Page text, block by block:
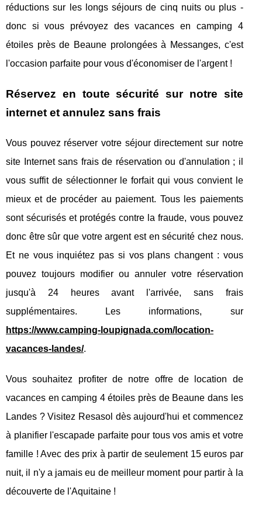
réductions sur les longs séjours de cinq nuits ou plus -
donc si vous prévoyez des vacances en camping 4
étoiles près de Beaune prolongées à Messanges, c'est
l'occasion parfaite pour vous d'économiser de l'argent !
Réservez en toute sécurité sur notre site
internet et annulez sans frais
Vous pouvez réserver votre séjour directement sur notre
site Internet sans frais de réservation ou d'annulation ; il
vous suffit de sélectionner le forfait qui vous convient le
mieux et de procéder au paiement. Tous les paiements
sont sécurisés et protégés contre la fraude, vous pouvez
donc être sûr que votre argent est en sécurité chez nous.
Et ne vous inquiétez pas si vos plans changent : vous
pouvez toujours modifier ou annuler votre réservation
jusqu'à 24 heures avant l'arrivée, sans frais
supplémentaires. Les informations, sur
https://www.camping-loupignada.com/location-
vacances-landes/.
Vous souhaitez profiter de notre offre de location de
vacances en camping 4 étoiles près de Beaune dans les
Landes ? Visitez Resasol dès aujourd'hui et commencez
à planifier l'escapade parfaite pour tous vos amis et votre
famille ! Avec des prix à partir de seulement 15 euros par
nuit, il n'y a jamais eu de meilleur moment pour partir à la
découverte de l'Aquitaine !